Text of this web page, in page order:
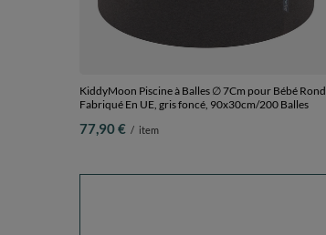
KiddyMoon Piscine à Balles ∅ 7Cm pour Bébé Rond
Fabriqué En UE, gris foncé, 90x30cm/200 Balles
77,90 € / item